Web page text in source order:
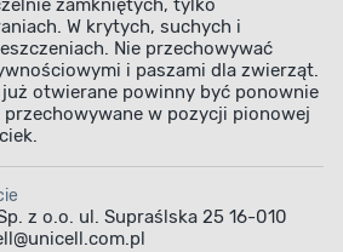
zamkniętych, tylko
W krytych, suchych i
Nie przechowywać
i paszami dla zwierząt.
już otwierane powinny być ponownie
w pozycji pionowej
z o.o. ul. Supraślska 25 16-010